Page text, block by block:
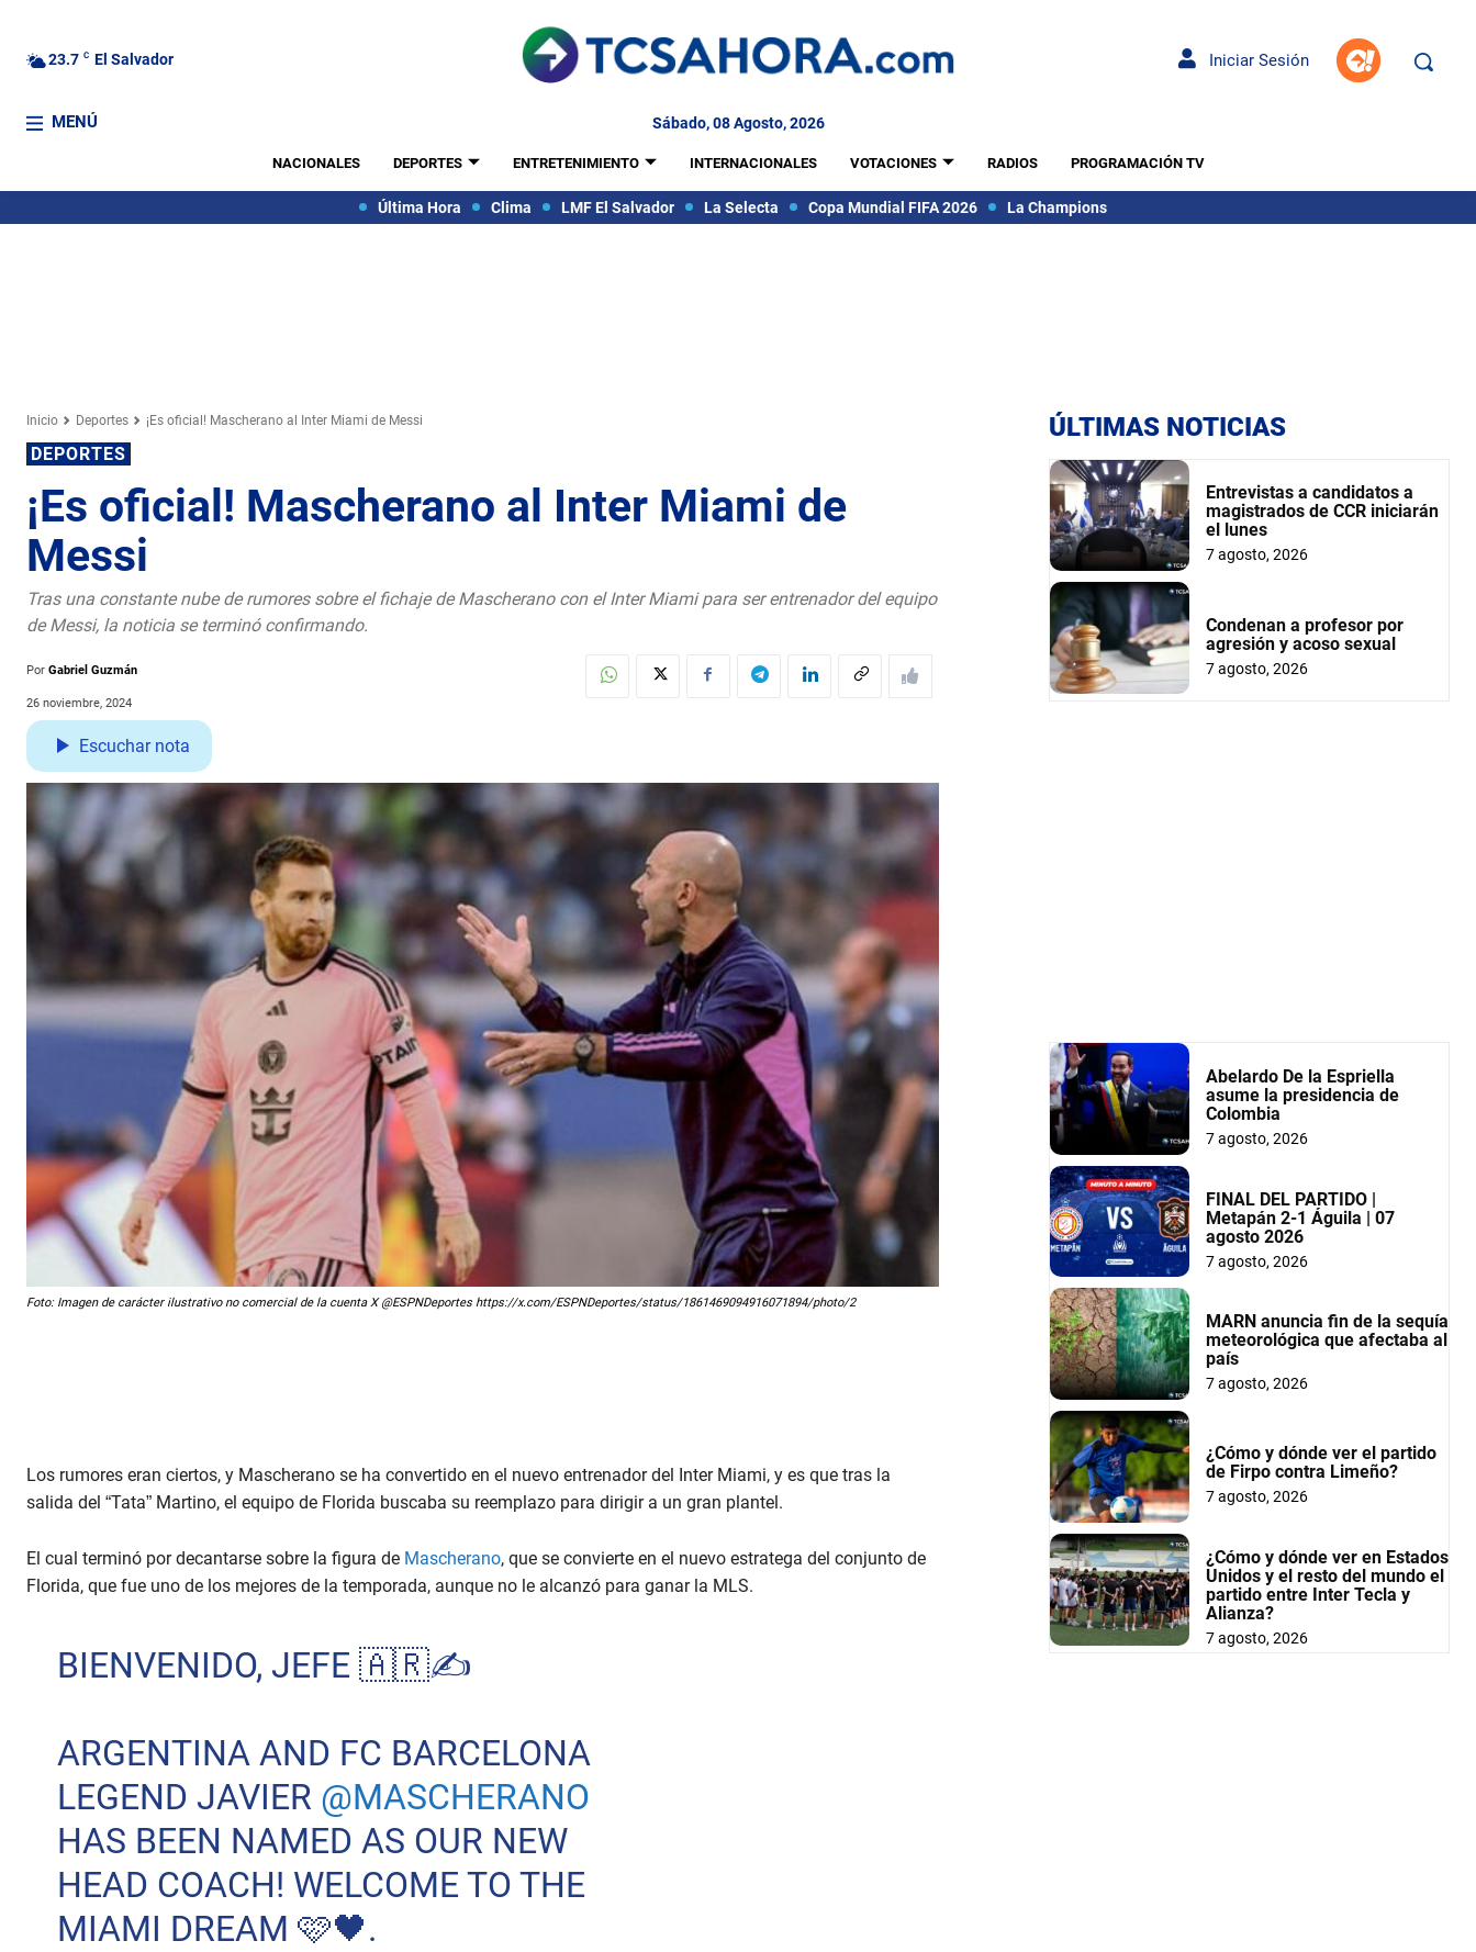
23.7 C El Salvador Iniciar Sesión
MENÚ Sábado, 08 Agosto, 2026
NACIONALES DEPORTES ENTRETENIMIENTO INTERNACIONALES VOTACIONES RADIOS PROGRAMACIÓN TV
Última Hora Clima LMF El Salvador La Selecta Copa Mundial FIFA 2026 La Champions
Inicio Deportes ¡Es oficial! Mascherano al Inter Miami de Messi
DEPORTES
¡Es oficial! Mascherano al Inter Miami de
Messi
Tras una constante nube de rumores sobre el fichaje de Mascherano con el Inter Miami para ser entrenador del equipo
de Messi, la noticia se terminó confirmando.
Por Gabriel Guzmán
26 noviembre, 2024
Escuchar nota
Foto: Imagen de carácter ilustrativo no comercial de la cuenta X @ESPNDeportes https://x.com/ESPNDeportes/status/1861469094916071894/photo/2
Los rumores eran ciertos, y Mascherano se ha convertido en el nuevo entrenador del Inter Miami, y es que tras la
salida del “Tata” Martino, el equipo de Florida buscaba su reemplazo para dirigir a un gran plantel.
El cual terminó por decantarse sobre la figura de Mascherano, que se convierte en el nuevo estratega del conjunto de
Florida, que fue uno de los mejores de la temporada, aunque no le alcanzó para ganar la MLS.
BIENVENIDO, JEFE 🇦🇷✍️
ARGENTINA AND FC BARCELONA
LEGEND JAVIER @MASCHERANO
HAS BEEN NAMED AS OUR NEW
HEAD COACH! WELCOME TO THE
MIAMI DREAM 🩷🖤.
ÚLTIMAS NOTICIAS
Entrevistas a candidatos a
magistrados de CCR iniciarán
el lunes
7 agosto, 2026
Condenan a profesor por
agresión y acoso sexual
7 agosto, 2026
Abelardo De la Espriella
asume la presidencia de
Colombia
7 agosto, 2026
FINAL DEL PARTIDO |
Metapán 2-1 Águila | 07
agosto 2026
7 agosto, 2026
MARN anuncia fin de la sequía
meteorológica que afectaba al
país
7 agosto, 2026
¿Cómo y dónde ver el partido
de Firpo contra Limeño?
7 agosto, 2026
¿Cómo y dónde ver en Estados
Unidos y el resto del mundo el
partido entre Inter Tecla y
Alianza?
7 agosto, 2026